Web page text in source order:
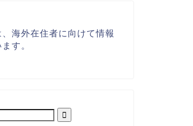
海外在住者に向けて情報
す。